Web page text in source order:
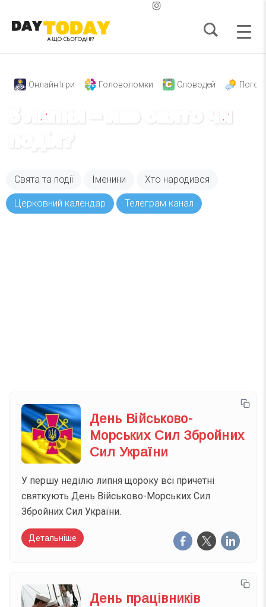
Онлайн Ігри Головоломки Словодей
5 липня – яке свято чи
подія?
Свята та події Іменини Хто народився
Церковний календар Телеграм канал
День Військово-
Морських Сил Збройних
Сил України
У першу неділю липня щороку всі причетні
святкують День Військово-Морських Сил
Збройних Сил України.
Детальніше
День працівників